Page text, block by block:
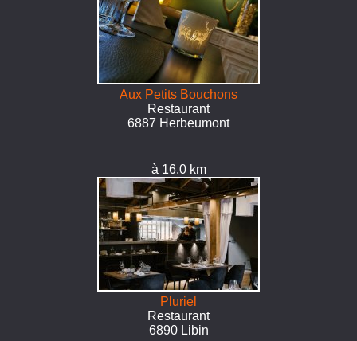
Aux Petits Bouchons
Restaurant
6887 Herbeumont
à 16.0 km
Pluriel
Restaurant
6890 Libin